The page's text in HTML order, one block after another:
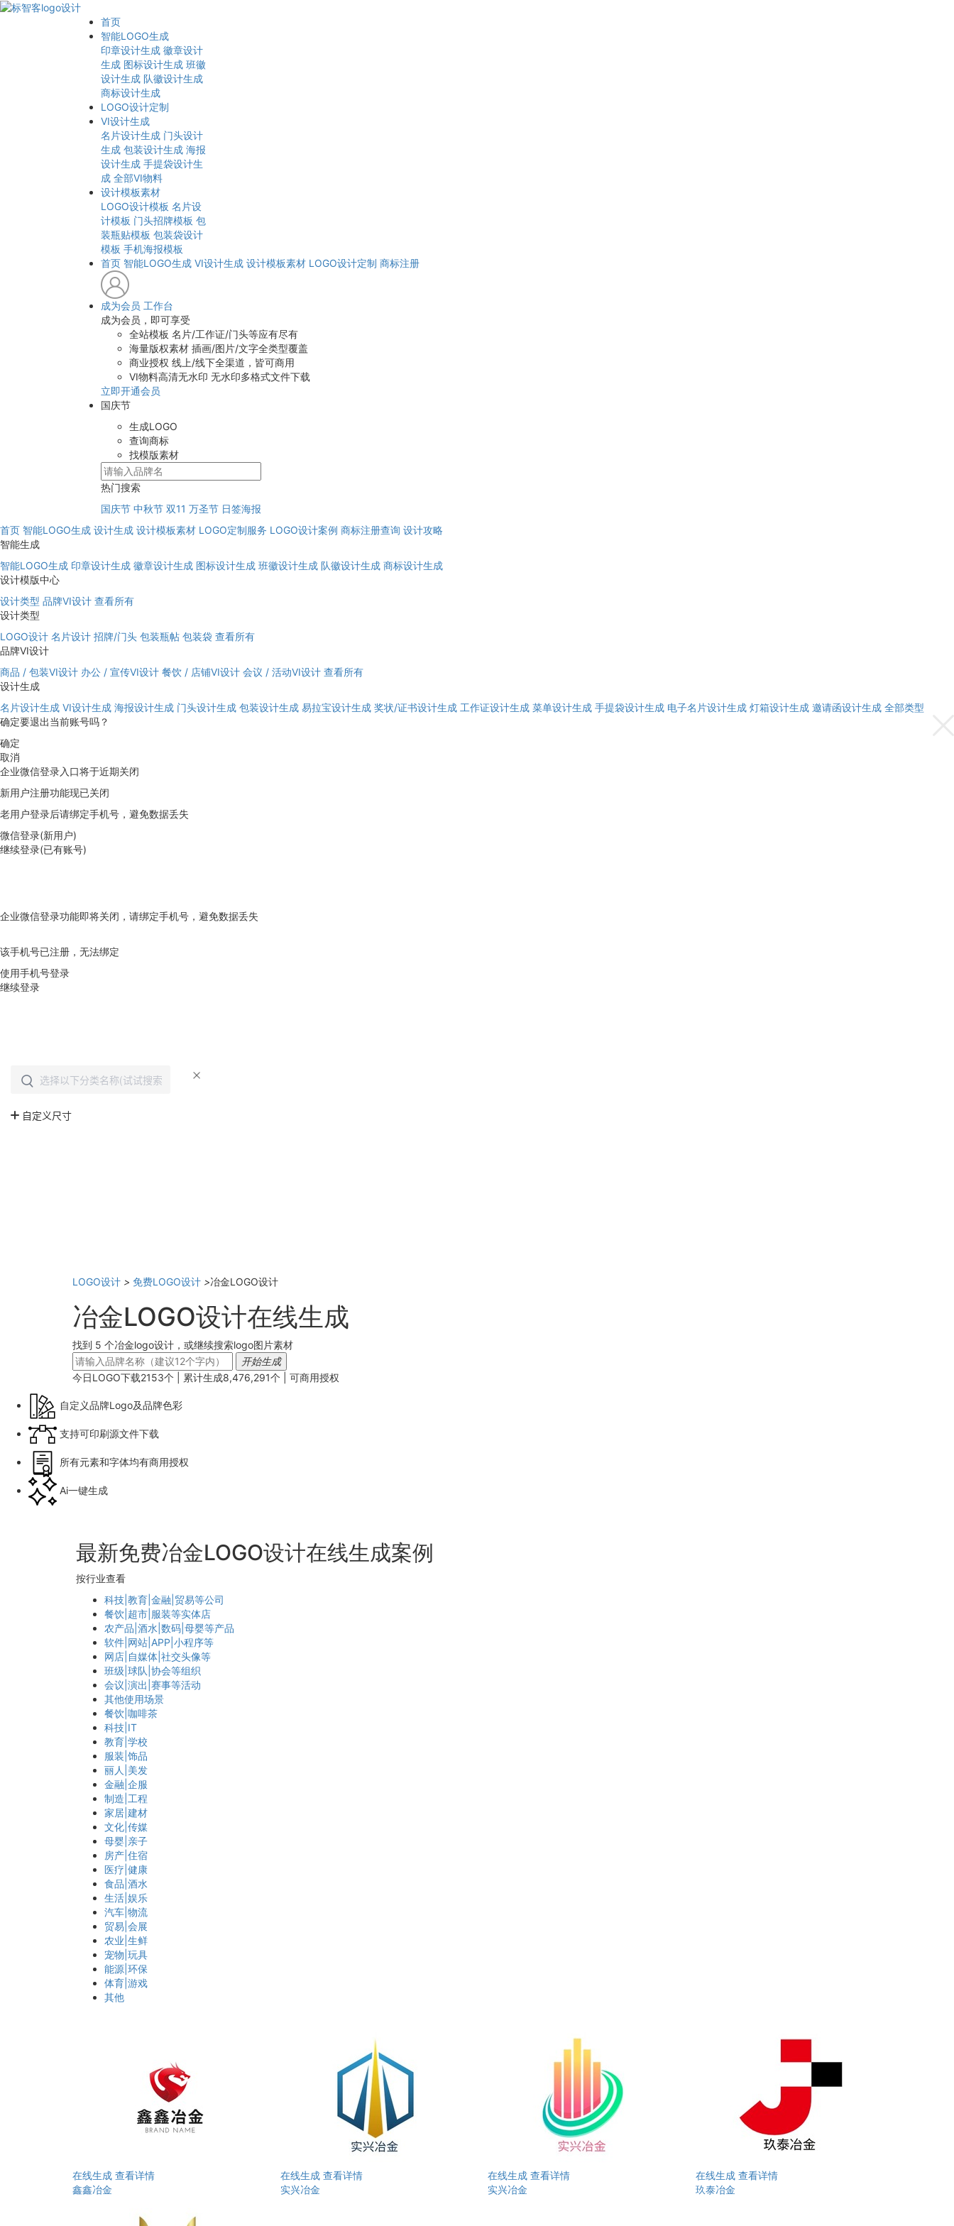
首页
智能LOGO生成
印章设计生成 徽章设计
生成 图标设计生成 班徽
设计生成 队徽设计生成
商标设计生成
LOGO设计定制
VI设计生成
名片设计生成 门头设计
生成 包装设计生成 海报
设计生成 手提袋设计生
成 全部VI物料
设计模板素材
LOGO设计模板 名片设
计模板 门头招牌模板 包
装瓶贴模板 包装袋设计
模板 手机海报模板
首页 智能LOGO生成 VI设计生成 设计模板素材 LOGO设计定制 商标注册
成为会员 工作台
成为会员，即可享受
全站模板 名片/工作证/门头等应有尽有
海量版权素材 插画/图片/文字全类型覆盖
商业授权 线上/线下全渠道，皆可商用
VI物料高清无水印 无水印多格式文件下载
立即开通会员
国庆节
生成LOGO
查询商标
找模版素材
热门搜索
国庆节 中秋节 双11 万圣节 日签海报
首页 智能LOGO生成 设计生成 设计模板素材 LOGO定制服务 LOGO设计案例 商标注册查询 设计攻略
智能生成
智能LOGO生成 印章设计生成 徽章设计生成 图标设计生成 班徽设计生成 队徽设计生成 商标设计生成
设计模版中心
设计类型 品牌VI设计 查看所有
设计类型
LOGO设计 名片设计 招牌/门头 包装瓶帖 包装袋 查看所有
品牌VI设计
商品 / 包装VI设计 办公 / 宣传VI设计 餐饮 / 店铺VI设计 会议 / 活动VI设计 查看所有
设计生成
名片设计生成 VI设计生成 海报设计生成 门头设计生成 包装设计生成 易拉宝设计生成 奖状/证书设计生成 工作证设计生成 菜单设计生成 手提袋设计生成 电子名片设计生成 灯箱设计生成 邀请函设计生成 全部类型
确定要退出当前账号吗？
确定
取消
企业微信登录入口将于近期关闭
新用户注册功能现已关闭
老用户登录后请绑定手机号，避免数据丢失
微信登录(新用户)
继续登录(已有账号)
企业微信登录功能即将关闭，请绑定手机号，避免数据丢失
该手机号已注册，无法绑定
使用手机号登录
继续登录
LOGO设计 > 免费LOGO设计 >冶金LOGO设计
冶金LOGO设计在线生成
找到 5 个冶金logo设计，或继续搜索logo图片素材
开始生成
今日LOGO下载2153个 | 累计生成8,476,291个 | 可商用授权
自定义品牌Logo及品牌色彩
支持可印刷源文件下载
所有元素和字体均有商用授权
Ai一键生成
最新免费冶金LOGO设计在线生成案例
按行业查看
科技|教育|金融|贸易等公司
餐饮|超市|服装等实体店
农产品|酒水|数码|母婴等产品
软件|网站|APP|小程序等
网店|自媒体|社交头像等
班级|球队|协会等组织
会议|演出|赛事等活动
其他使用场景
餐饮|咖啡茶
科技|IT
教育|学校
服装|饰品
丽人|美发
金融|企服
制造|工程
家居|建材
文化|传媒
母婴|亲子
房产|住宿
医疗|健康
食品|酒水
生活|娱乐
汽车|物流
贸易|会展
农业|生鲜
宠物|玩具
能源|环保
体育|游戏
其他
在线生成 查看详情
鑫鑫冶金
在线生成 查看详情
实兴冶金
在线生成 查看详情
实兴冶金
在线生成 查看详情
玖泰冶金